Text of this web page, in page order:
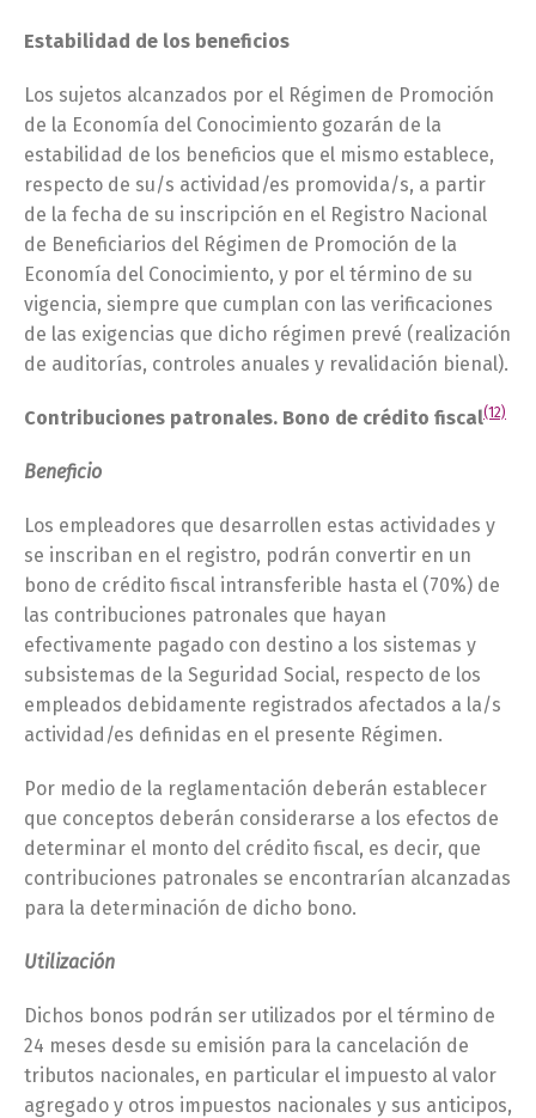
Estabilidad de los beneficios
Los sujetos alcanzados por el Régimen de Promoción
de la Economía del Conocimiento gozarán de la
estabilidad de los beneficios que el mismo establece,
respecto de su/s actividad/es promovida/s, a partir
de la fecha de su inscripción en el Registro Nacional
de Beneficiarios del Régimen de Promoción de la
Economía del Conocimiento, y por el término de su
vigencia, siempre que cumplan con las verificaciones
de las exigencias que dicho régimen prevé (realización
de auditorías, controles anuales y revalidación bienal).
Contribuciones patronales. Bono de crédito fiscal(12)
Beneficio
Los empleadores que desarrollen estas actividades y
se inscriban en el registro, podrán convertir en un
bono de crédito fiscal intransferible hasta el (70%) de
las contribuciones patronales que hayan
efectivamente pagado con destino a los sistemas y
subsistemas de la Seguridad Social, respecto de los
empleados debidamente registrados afectados a la/s
actividad/es definidas en el presente Régimen.
Por medio de la reglamentación deberán establecer
que conceptos deberán considerarse a los efectos de
determinar el monto del crédito fiscal, es decir, que
contribuciones patronales se encontrarían alcanzadas
para la determinación de dicho bono.
Utilización
Dichos bonos podrán ser utilizados por el término de
24 meses desde su emisión para la cancelación de
tributos nacionales, en particular el impuesto al valor
agregado y otros impuestos nacionales y sus anticipos,